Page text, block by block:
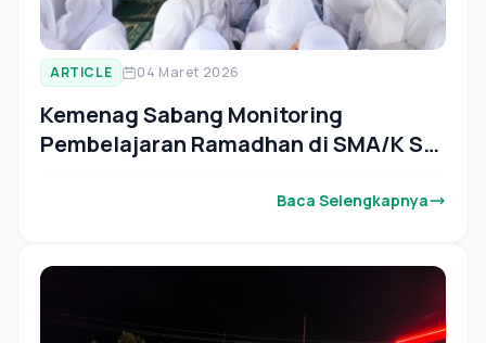
ARTICLE 04 Maret 2026
Kemenag Sabang Monitoring
Pembelajaran Ramadhan di SMA/K Se
Baca Selengkapnya